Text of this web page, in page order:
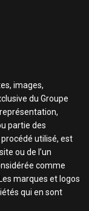
images,
du Groupe
partie des
utilisé, est
ou de l’un
comme
marques et logos
qui en sont